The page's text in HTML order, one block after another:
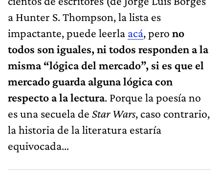
a Hunter S. Thompson, la lista es
impactante, puede leerla acá, pero no
todos son iguales, ni todos responden a la
misma “lógica del mercado”, si es que el
mercado guarda alguna lógica con
respecto a la lectura. Porque la poesía no
es una secuela de Star Wars, caso contrario,
la historia de la literatura estaría
equivocada…